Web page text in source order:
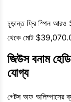
চূড়ান্ত ফ্রি স্পিন আরও
থেকে মোট
জিউস বনাম
যোগ্য
গেটস অফ অলিম্পাসের